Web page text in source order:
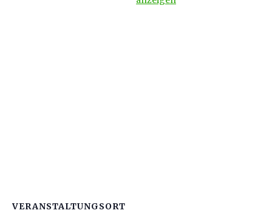
VERANSTALTUNGSORT